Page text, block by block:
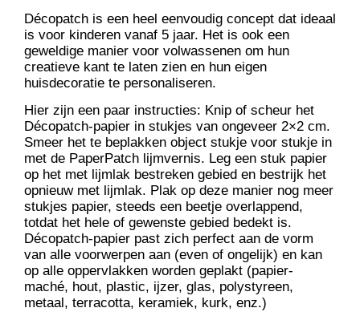
Décopatch is een heel eenvoudig concept dat ideaal
is voor kinderen vanaf 5 jaar. Het is ook een
geweldige manier voor volwassenen om hun
creatieve kant te laten zien en hun eigen
huisdecoratie te personaliseren.
Hier zijn een paar instructies: Knip of scheur het
Décopatch-papier in stukjes van ongeveer 2×2 cm.
Smeer het te beplakken object stukje voor stukje in
met de PaperPatch lijmvernis. Leg een stuk papier
op het met lijmlak bestreken gebied en bestrijk het
opnieuw met lijmlak. Plak op deze manier nog meer
stukjes papier, steeds een beetje overlappend,
totdat het hele of gewenste gebied bedekt is.
Décopatch-papier past zich perfect aan de vorm
van alle voorwerpen aan (even of ongelijk) en kan
op alle oppervlakken worden geplakt (papier-
maché, hout, plastic, ijzer, glas, polystyreen,
metaal, terracotta, keramiek, kurk, enz.)